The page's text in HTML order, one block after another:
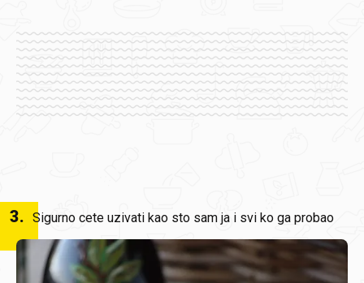
3. Sigurno cete uzivati kao sto sam ja i svi ko ga probao